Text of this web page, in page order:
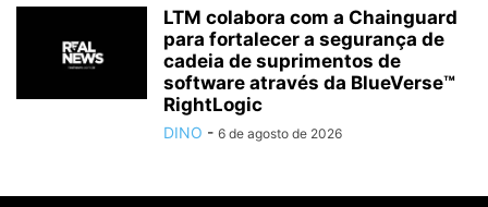
LTM colabora com a Chainguard
para fortalecer a segurança de
cadeia de suprimentos de
software através da BlueVerse™
RightLogic
DINO - 6 de agosto de 2026